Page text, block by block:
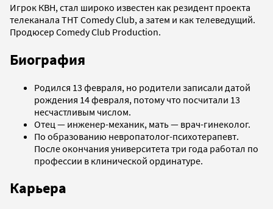
Игрок КВН, стал широко известен как резидент проекта
телеканала ТНТ Comedy Club, а затем и как телеведущий.
Продюсер Comedy Club Production.
Биография
Родился 13 февраля, но родители записали датой
рождения 14 февраля, потому что посчитали 13
несчастливым числом.
Отец — инженер-механик, мать — врач-гинеколог.
По образованию невропатолог-психотерапевт.
После окончания университета три года работал по
профессии в клинической ординатуре.
Карьера